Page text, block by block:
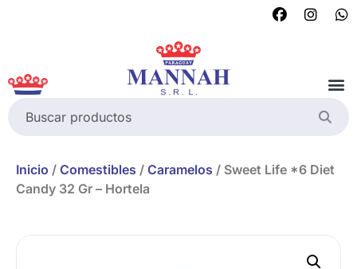
Inicio / Comestibles / Caramelos / Sweet Life *6 Diet
Candy 32 Gr – Hortela